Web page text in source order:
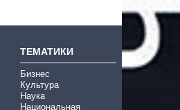
ТЕМАТИКИ
Бизнес
Культура
Наука
Национальная